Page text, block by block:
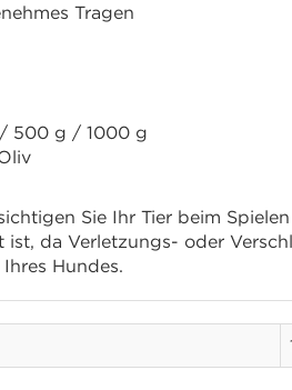
Tragen
500 g / 1000 g
Sie Ihr Tier beim
ist, da Verletzungs- oder
Hundes.